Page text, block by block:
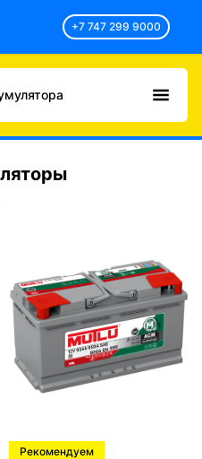
+7 747 299 9000
Рекомендуем